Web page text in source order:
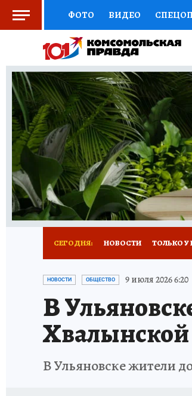
ФОТО ВИДЕО
СОЦПОДДЕРЖКА НАУКА
ВЫБОР ЭКСПЕРТОВ
КНИЖНАЯ ПОЛКА
ПРЕСС-ЦЕНТР
РАДИО КП РЕКЛАМА
СЕГОДНЯ: НОВОСТИ ТОЛЬКО У
ЗАПОВЕДНАЯ РОССИЯ
НОВОСТИ ОБЩЕСТВО 9 июля 2026 6:20
В
Хвалынской
В Ульяновске жители